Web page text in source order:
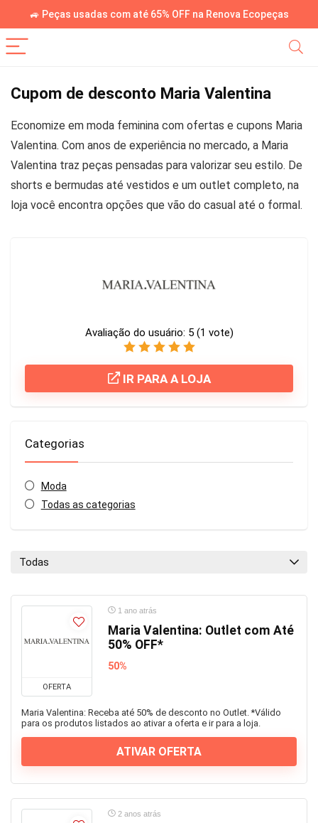
🚙 Peças usadas com até 65% OFF na Renova Ecopeças
Cupom de desconto Maria Valentina
Economize em moda feminina com ofertas e cupons Maria
Valentina. Com anos de experiência no mercado, a Maria
Valentina traz peças pensadas para valorizar seu estilo. De
shorts e bermudas até vestidos e um outlet completo, na
loja você encontra opções que vão do casual até o formal.
Avaliação do usuário: 5 (1 vote)
IR PARA A LOJA
Categorias
Moda
Todas as categorias
Todas
OFERTA
1 ano atrás
Maria Valentina: Outlet com Até
50% OFF*
50%
Maria Valentina: Receba até 50% de desconto no Outlet. *Válido
para os produtos listados ao ativar a oferta e ir para a loja.
ATIVAR OFERTA
2 anos atrás